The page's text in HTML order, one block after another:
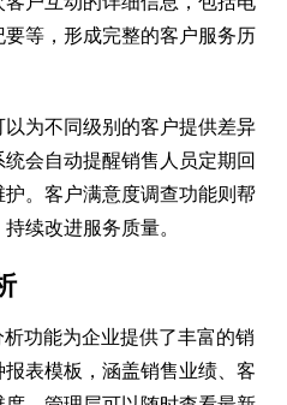
等，形成完整的客户服务历
为不同级别的客户提供差异
会自动提醒销售人员定期回
。客户满意度调查功能则帮
续改进服务质量。
功能为企业提供了丰富的销
表模板，涵盖销售业绩、客